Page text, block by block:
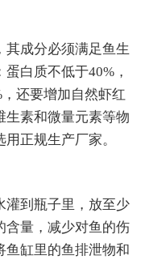
其成分必须满足鱼生
白质不低于40%，
还要增加自然虾红
生素和微量元素等物
正规生产厂家。
灌到瓶子里，放至少
含量，减少对鱼的伤
鱼缸里的鱼排泄物和